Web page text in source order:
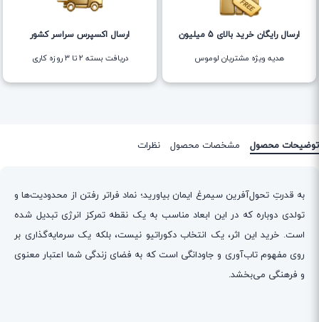
ارسال رایگان خرید بالای 5 میلیون
هدیه ویژه مشتریان لوموس
ارسال اکسپرس سراسر کشور
دریافت بسته ۲ تا ۳ روزه کاری
توضیحات محصول مشخصات محصول نظرات
به قدرتِ تحول‌آفرین سیمرغ ایمان بیاورید؛ نماد فراتر رفتن از محدودیت‌ها و
تولدی دوباره که در این ابعاد مناسب به یک نقطه تمرکز انرژی تبدیل شده
است. خرید این اثر، یک انتخاب دکوراتیو نیست، بلکه یک سرمایه‌گذاری بر
روی مفهوم تاب‌آوری و جاودانگی است که به فضای زندگی شما اعتبار معنوی
و فرهنگی می‌بخشد.